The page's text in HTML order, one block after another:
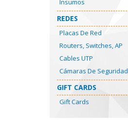
Insumos
REDES
Placas De Red
Routers, Switches, AP
Cables UTP
Cámaras De Seguridad
GIFT CARDS
Gift Cards